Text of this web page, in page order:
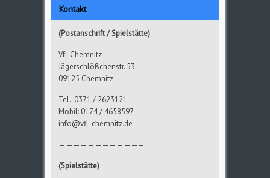
Kontakt
(Postanschrift / Spielstätte)
VfL Chemnitz
Jägerschlößchenstr. 53
09125 Chemnitz
Tel.: 0371 / 2623121
Mobil: 0174 / 4658597
info@vfl-chemnitz.de
———————————–
(Spielstätte)